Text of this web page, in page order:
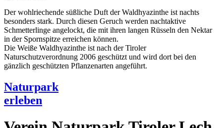
Der wohlriechende süßliche Duft der Waldhyazinthe ist nachts
besonders stark. Durch diesen Geruch werden nachtaktive
Schmetterlinge angelockt, die mit ihren langen Rüsseln den Nektar
in der Spornspitze erreichen können.
Die Weiße Waldhyazinthe ist nach der Tiroler
Naturschutzverordnung 2006 geschützt und wird dort bei den
gänzlich geschützten Pflanzenarten angeführt.
Naturpark
erleben